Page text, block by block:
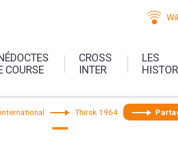
COURSE
CROSS
INTER
LES
Thirsk 1964